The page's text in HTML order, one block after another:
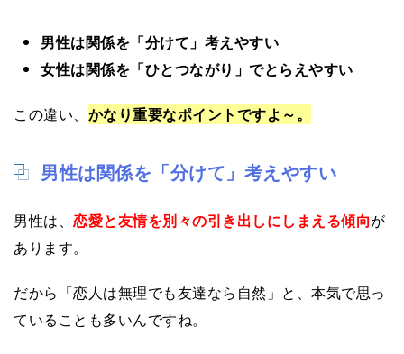
男性は関係を「分けて」考えやすい
女性は関係を「ひとつながり」でとらえやすい
この違い、 かなり重要なポイントですよ～。
男性は関係を「分けて」考えやすい
男性は、 恋愛と友情を別々の引き出しにしまえる傾向が
あります。
だから「恋人は無理でも友達なら自然」と、本気で思っ
ていることも多いんですね。